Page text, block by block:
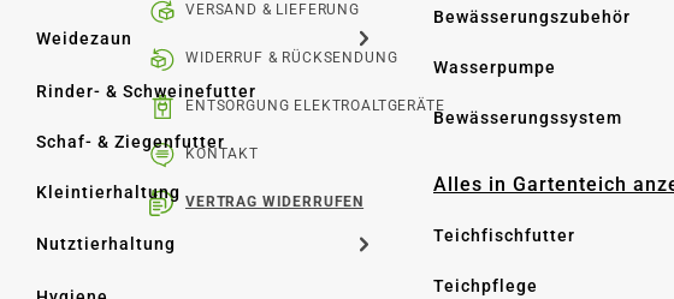
Weidezaun
Rinder- & Schweinefutter
Schaf- & Ziegenfutter
Kleintierhaltung
Nutztierhaltung
Bewässerungszubehör
Wasserpumpe
Bewässerungssystem
Alles in Gartenteich
Teichfischfutter
Teichpflege
VERSAND & LIEFERUNG
WIDERRUF & RÜCKSENDUNG
ENTSORGUNG ELEKTROALTGERÄTE
KONTAKT
VERTRAG WIDERRUFEN